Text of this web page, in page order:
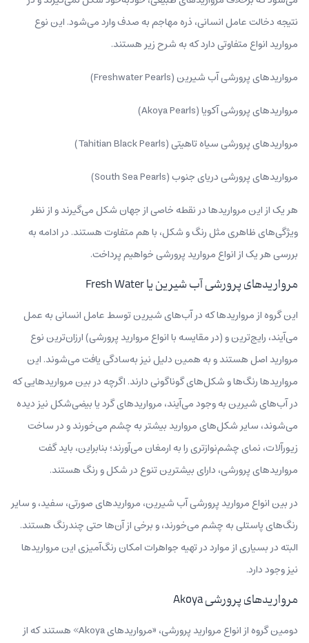
نتیجه دخالت عامل انسانی، ذره‌ مهاجم به صدف وارد می‌شود. این نوع
مروارید انواع متفاوتی دارد که به شرح زیر هستند.
مرواریدهای پرورشی آب شیرین (Freshwater Pearls)
مرواریدهای پرورشی آکویا (Akoya Pearls)
مرواریدهای پرورشی سیاه تاهیتی (Tahitian Black Pearls)
مرواریدهای پرورشی دریای جنوب (South Sea Pearls)
هر یک از این مرواریدها در نقطه خاصی از جهان شکل می‌گیرند و از نظر
ویژگی‌های ظاهری مثل رنگ و شکل، با هم متفاوت هستند. در ادامه به
بررسی هر یک از انواع مروارید پرورشی خواهیم پرداخت.
مرواریدهای پرورشی آب شیرین یا Fresh Water
این گروه از مرواریدها که در آب‌های شیرین توسط عامل انسانی به عمل
می‌آیند، رایج‌ترین و (در مقایسه با انواع مروارید پرورشی) ارزان‌ترین نوع
مروارید اصل هستند و به همین دلیل نیز به‌سادگی یافت می‌شوند. این
مرواریدها رنگ‌ها و شکل‌های گوناگونی دارند. اگرچه در بین مرواریدهایی که
در آب‌های شیرین به وجود می‌آیند، مرواریدهای گرد یا بیضی‌شکل نیز دیده
می‌شوند، سایر شکل‌های مروارید بیشتر به چشم‌ می‌خورند و در ساخت
زیورآلات، نمای چشم‌نوازتری را به ارمغان می‌آورند؛ بنابراین، باید گفت
مرواریدهای پرورشی، دارای بیشترین تنوع در شکل و رنگ هستند.
در بین انواع مروارید پرورشی آب شیرین، مرواریدهای صورتی، سفید، و سایر
رنگ‌های پاستلی به چشم می‌خورند، و برخی از آن‌ها حتی چندرنگ هستند.
البته در بسیاری از موارد در تهیه جواهرات امکان رنگ‌آمیزی این مرواریدها
نیز وجود دارد.
مرواریدهای پرورشی Akoya
دومین گروه از انواع مروارید پرورشی، «مرواریدهای Akoya» هستند که از